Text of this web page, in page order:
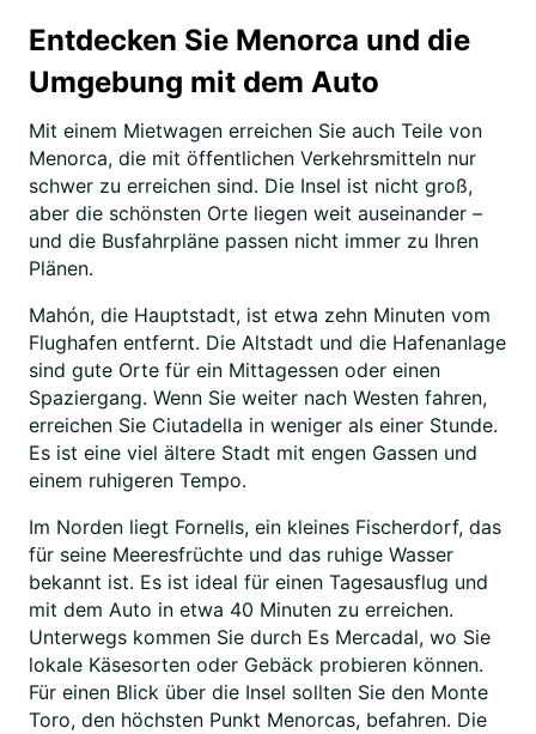
Entdecken Sie Menorca und die
Umgebung mit dem Auto
Mit einem Mietwagen erreichen Sie auch Teile von
Menorca, die mit öffentlichen Verkehrsmitteln nur
schwer zu erreichen sind. Die Insel ist nicht groß,
aber die schönsten Orte liegen weit auseinander –
und die Busfahrpläne passen nicht immer zu Ihren
Plänen.
Mahón, die Hauptstadt, ist etwa zehn Minuten vom
Flughafen entfernt. Die Altstadt und die Hafenanlage
sind gute Orte für ein Mittagessen oder einen
Spaziergang. Wenn Sie weiter nach Westen fahren,
erreichen Sie Ciutadella in weniger als einer Stunde.
Es ist eine viel ältere Stadt mit engen Gassen und
einem ruhigeren Tempo.
Im Norden liegt Fornells, ein kleines Fischerdorf, das
für seine Meeresfrüchte und das ruhige Wasser
bekannt ist. Es ist ideal für einen Tagesausflug und
mit dem Auto in etwa 40 Minuten zu erreichen.
Unterwegs kommen Sie durch Es Mercadal, wo Sie
lokale Käsesorten oder Gebäck probieren können.
Für einen Blick über die Insel sollten Sie den Monte
Toro, den höchsten Punkt Menorcas, befahren. Die